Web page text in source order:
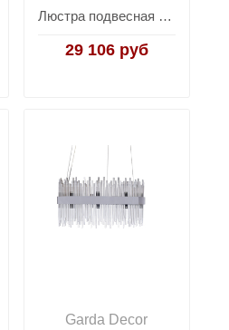
Люстра подвесная "Капли" круглая (хром) 86-8015/450S
29 106 руб
Garda Decor